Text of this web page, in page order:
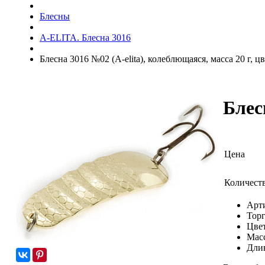
Блесны
A-ELITA. Блесна 3016
Блесна 3016 №02 (А-elita), колеблющаяся, масса 20 г,
Цена